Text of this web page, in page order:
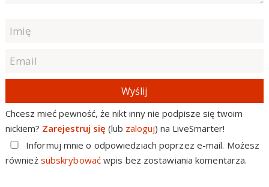
Wyślij
Chcesz mieć pewność, że nikt inny nie podpisze się twoim
nickiem? Zarejestruj się (lub zaloguj) na LiveSmarter!
Informuj mnie o odpowiedziach poprzez e-mail. Możesz
również subskrybowaćwpis bez zostawiania komentarza.